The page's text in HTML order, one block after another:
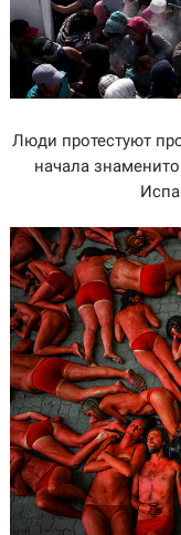
Люди протестуют
начала